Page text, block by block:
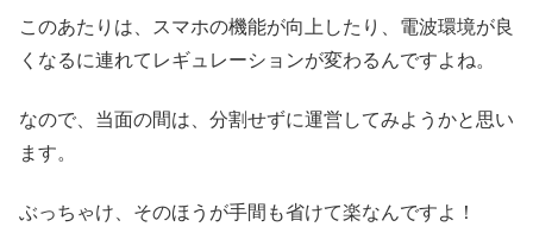
このあたりは、スマホの機能が向上したり、電波環境が良
くなるに連れてレギュレーションが変わるんですよね。
なので、当面の間は、分割せずに運営してみようかと思い
ます。
ぶっちゃけ、そのほうが手間も省けて楽なんですよ！